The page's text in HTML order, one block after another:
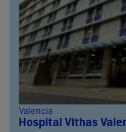
Valencia
Hospital Vithas